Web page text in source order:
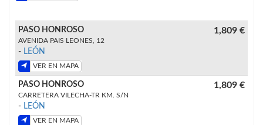
PASO HONROSO
AVENIDA PAIS LEONES, 12
- LEÓN
VER EN MAPA
1,809 €
PASO HONROSO
CARRETERA VILECHA-TR KM. S/N
- LEÓN
VER EN MAPA
1,809 €